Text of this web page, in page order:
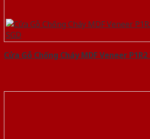
Cửa Gỗ Chống Cháy MDF Veneer